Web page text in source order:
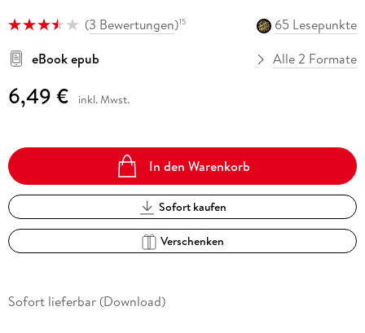
(3 Bewertungen)15
65 Lesepunkte
eBook epub
Alle 2 Formate
6,49 € inkl. Mwst.
In den Warenkorb
Sofort kaufen
Verschenken
Sofort lieferbar (Download)